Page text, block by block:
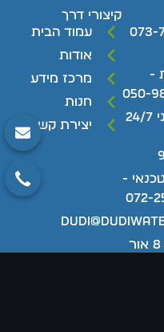
073-
-
050-
יועץ טכני 24/7
-
072-
העבודה 8 אור
קיצורי דרך
עמוד הבית
אודות
מרכז מידע
חנות
יצירת קשר